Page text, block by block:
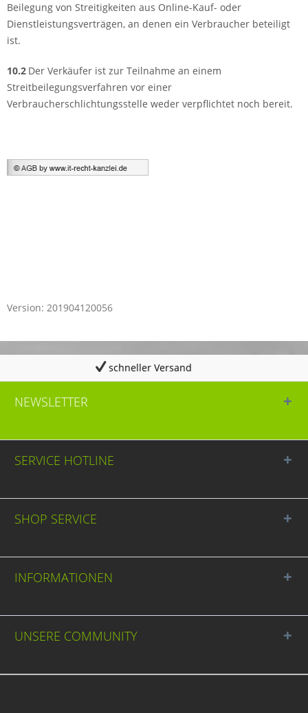
Beilegung von Streitigkeiten aus Online-Kauf- oder
Dienstleistungsverträgen, an denen ein Verbraucher beteiligt
ist.
10.2 Der Verkäufer ist zur Teilnahme an einem
Streitbeilegungsverfahren vor einer
Verbraucherschlichtungsstelle weder verpflichtet noch bereit.
Version: 201904120056
beratung@amavino.de
NEWSLETTER
SERVICE HOTLINE
SHOP SERVICE
INFORMATIONEN
UNSERE COMMUNITY